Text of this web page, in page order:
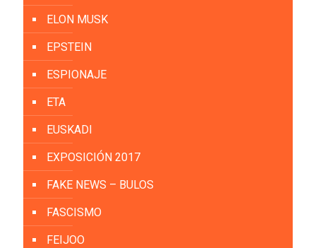
ELON MUSK
EPSTEIN
ESPIONAJE
ETA
EUSKADI
EXPOSICIÓN 2017
FAKE NEWS – BULOS
FASCISMO
FEIJOO